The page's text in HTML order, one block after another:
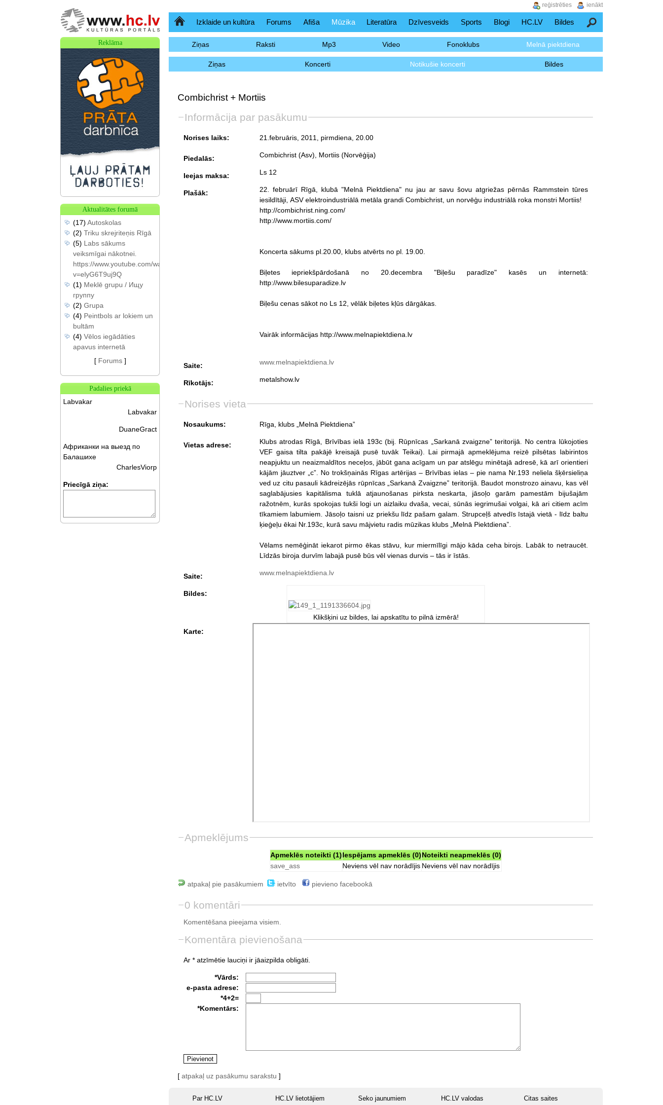
SākumlapaIzklaide un kultūra Forums Afiša Mūzika Literatūra Dzīvesveids Sports Blogi HC.LV Bildes Meklēšana
Ziņas Raksti Mp3 Video Fonoklubs Melnā piektdiena
Ziņas Koncerti Notikušie koncerti Bildes
Combichrist + Mortiis
Informācija par pasākumu
Norises laiks: 21.februāris, 2011, pirmdiena , 20.00
Piedalās: Combichrist (Asv), Mortiis (Norvēģija)
Ieejas maksa: Ls 12
Plašāk:
22. februārī Rīgā, klubā "Melnā Piektdiena" nu jau ar savu šovu atgriežas pērnās Rammstein tūres
iesildītāji, ASV elektroindustriālā metāla grandi Combichrist, un norvēģu industriālā roka monstri Mortiis!
http://combichrist.ning.com/
http://www.mortiis.com/
Koncerta sākums pl.20.00, klubs atvērts no pl. 19.00.
Biļetes iepriekšpārdošanā no 20.decembra "Biļešu paradīze" kasēs un internetā:
http://www.bilesuparadize.lv
Biļešu cenas sākot no Ls 12, vēlāk biļetes kļūs dārgākas.
Vairāk informācijas http://www.melnapiektdiena.lv
Saite: www.melnapiektdiena.lv
Rīkotājs: metalshow.lv
Norises vieta
Nosaukums: Rīga, klubs „Melnā Piektdiena”
Vietas adrese:
Klubs atrodas Rīgā, Brīvības ielā 193c (bij. Rūpnīcas „Sarkanā zvaigzne” teritorijā. No centra lūkojoties
VEF gaisa tilta pakājē kreisajā pusē tuvāk Teikai). Lai pirmajā apmeklējuma reizē pilsētas labirintos
neapjuktu un neaizmaldītos neceļos, jābūt gana acīgam un par atslēgu minētajā adresē, kā arī orientieri
kājām jāuztver „c”. No trokšņainās Rīgas artērijas – Brīvības ielas – pie nama Nr.193 neliela šķērsieliņa
ved uz citu pasauli kādreizējās rūpnīcas „Sarkanā Zvaigzne” teritorijā. Baudot monstrozo ainavu, kas vēl
saglabājusies kapitālisma tuklā atjaunošanas pirksta neskarta, jāsoļo garām pamestām bijušajām
ražotnēm, kurās spokojas tukši logi un aizlaiku dvaša, vecai, sūnās iegrimušai volgai, kā ari citiem acīm
tīkamiem labumiem. Jāsoļo taisni uz priekšu līdz pašam galam. Strupceļš atvedīs īstajā vietā - līdz baltu
ķieģeļu ēkai Nr.193c, kurā savu mājvietu radis mūzikas klubs „Melnā Piektdiena”.
Vēlams nemēģināt iekarot pirmo ēkas stāvu, kur miermīlīgi mājo kāda ceha birojs. Labāk to netraucēt.
Līdzās biroja durvīm labajā pusē būs vēl vienas durvis – tās ir īstās.
Saite: www.melnapiektdiena.lv
Bildes:
Klikšķini uz bildes, lai apskatītu to pilnā izmērā!
Karte:
Apmeklējums
Apmeklēs noteikti (1)Iespējams apmeklēs (0)Noteikti neapmeklēs (0)
save_ass
Neviens vēl nav norādījis Neviens vēl nav norādījis
atpakaļ pie pasākumiem ietvīto pievieno facebookā
0 komentāri
Komentēšana pieejama visiem.
Komentāra pievienošana
Ar * atzīmētie lauciņi ir jāaizpilda obligāti.
*Vārds:
e-pasta adrese:
*4+2=
*Komentārs:
[ atpakaļ uz pasākumu sarakstu ]
Par HC.LV HC.LV lietotājiem Seko jaunumiem HC.LV valodas Citas saites
Reklāma
Aktualitātes forumā
(17) Autoskolas
(2) Triku skrejriteņis Rīgā
(5) Labs sākums
veiksmīgai nākotnei.
https://www.youtube.com/watch?
v=elyG6T9uj9Q
(1) Meklē grupu / Ищу
группу
(2) Grupa
(4) Peintbols ar lokiem un
bultām
(4) Vēlos iegādāties
apavus internetā
[ Forums]
Padalies priekā
Labvakar
Labvakar
DuaneGract
Африканки на выезд по
Балашихе
CharlesViorp
Priecīgā ziņa:
ienākt
reģistrēties